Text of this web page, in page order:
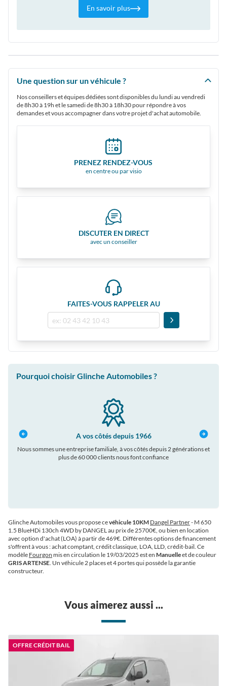
En savoir plus
Une question sur un véhicule ?
Nos conseillers et équipes dédiées sont disponibles du lundi au vendredi
de 8h30 à 19h et le samedi de 8h30 à 18h30 pour répondre à vos
demandes et vous accompagner dans votre projet d'achat automobile.
PRENEZ RENDEZ-VOUS
en centre ou par visio
DISCUTER EN DIRECT
avec un conseiller
FAITES-VOUS RAPPELER AU
Pourquoi choisir Glinche Automobiles ?
A vos côtés depuis 1966
Nous sommes une entreprise familiale, à vos côtés depuis 2 générations et
plus de 60 000 clients nous font confiance
Glinche Automobiles vous propose cevéhicule 10KM Dangel Partner- M 650
1.5 BlueHDi 130ch 4WD by DANGEL au prix de 25700€, ou bien en location
avec option d'achat (LOA) à partir de 469€. Différentes options de financement
s'offrent à vous : achat comptant, crédit classique, LOA, LLD, crédit-bail. Ce
modèle Fourgon mis en circulation le 19/03/2025 est en Manuelleet de couleur
GRIS ARTENSE. Un véhicule 2 places et 4 portes qui possède la garantie
constructeur.
Vous aimerez aussi ...
OFFRE CRÉDIT BAIL